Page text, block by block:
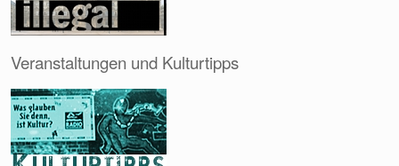
Veranstaltungen und Kulturtipps